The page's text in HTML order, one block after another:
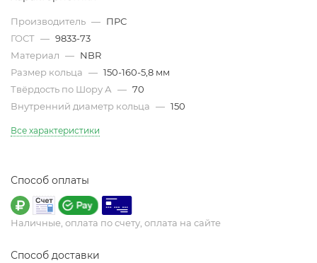
Производитель — ПРС
ГОСТ — 9833-73
Материал — NBR
Размер кольца — 150-160-5,8 мм
Твёрдость по Шору А — 70
Внутренний диаметр кольца — 150
Все характеристики
Способ оплаты
Наличные, оплата по счету, оплата на сайте
Способ доставки